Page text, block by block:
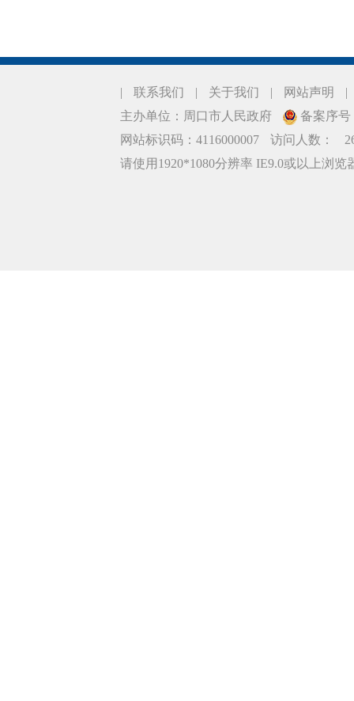
| 联系我们 | 关于我们 | 网站声明
|
主办单位：周口市人民政府
备案序号
网站标识码：4116000007
访问人数：
请使用1920*1080分辨率 IE9.0或以上浏览